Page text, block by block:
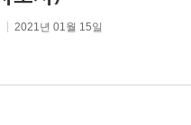
2021년 01월 15일